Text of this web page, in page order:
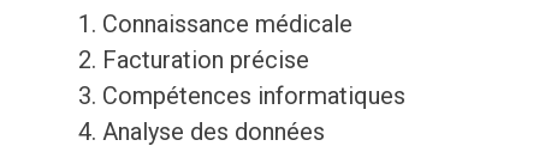
Connaissance médicale
Facturation précise
Compétences informatiques
Analyse des données